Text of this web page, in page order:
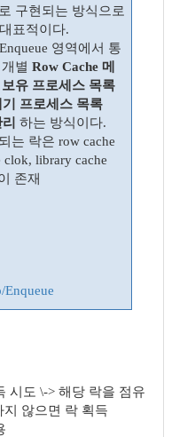
구현되는 방식으로
표적이다.
영역에서 통
별 Row Cache 메
유 프로세스 목록
프로세스 목록
하는 방식이다.
는 락은 row cache
library cache
존재
Enqueue
시도 \-> 해당 락을 점유
않으면 락 획득